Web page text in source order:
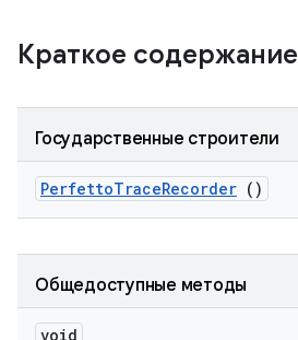
Краткое содержание
Государственные строители
PerfettoTraceRecorder ()
Общедоступные методы
void